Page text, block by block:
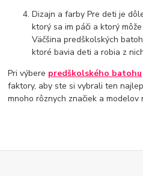
Dizajn a farby Pre deti je
ktorý sa im páči a ktorý
Väčšina predškolských
ktoré bavia deti a robia z
Pri výbere predškolského batohu
faktory, aby ste si vybrali ten
mnoho rôznych značiek a